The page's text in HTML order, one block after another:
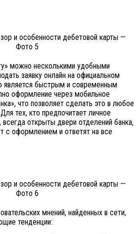
можно несколькими удобными
заявку онлайн на официальном
является быстрым и современным
оформление через мобильное
что позволяет сделать это в любое
тех, кто предпочитает личное
открыты двери отделений банка,
с оформлением и ответят на все
мнений, найденных в сети,
тенденции: